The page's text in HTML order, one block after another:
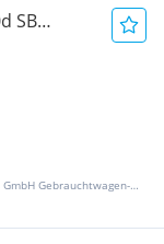
SB
Onlinecars Vertriebs GmbH Gebrauchtwagen-Outlet  Werkstätte  Spenglerei  Lackiererei